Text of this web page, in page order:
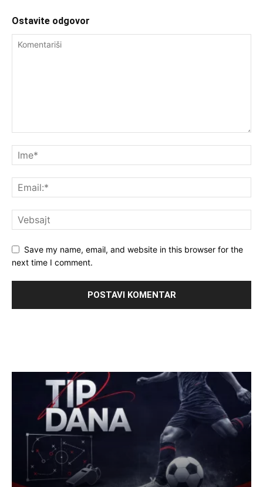
Ostavite odgovor
Save my name, email, and website in this browser for the
next time I comment.